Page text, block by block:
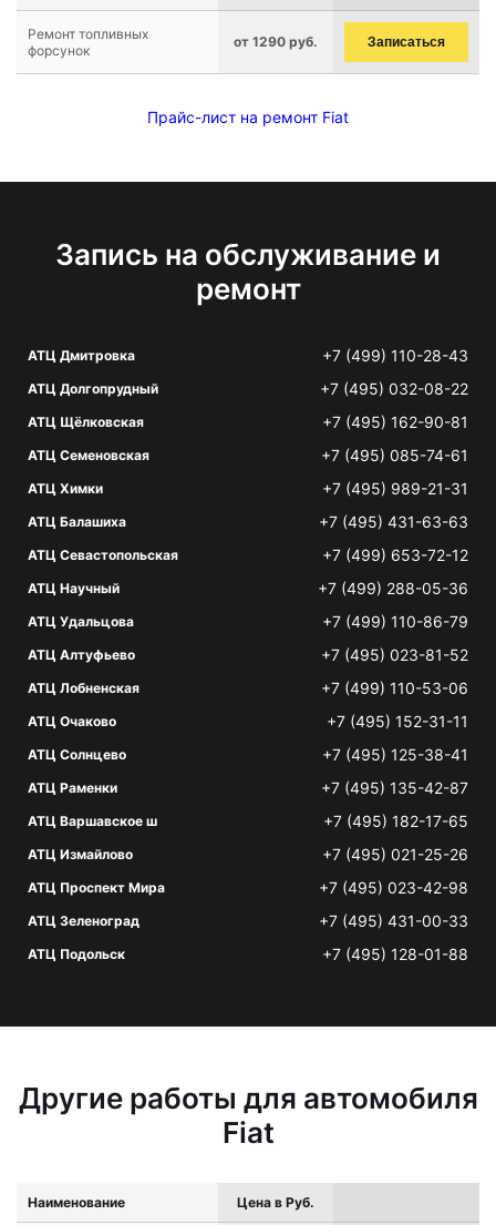
Ремонт топливных
форсунок
от 1290 руб. Записаться
Прайс-лист на ремонт Fiat
Запись на обслуживание и
ремонт
АТЦ Дмитровка +7 (499) 110-28-43
АТЦ Долгопрудный +7 (495) 032-08-22
АТЦ Щёлковская +7 (495) 162-90-81
АТЦ Семеновская +7 (495) 085-74-61
АТЦ Химки +7 (495) 989-21-31
АТЦ Балашиха +7 (495) 431-63-63
АТЦ Севастопольская +7 (499) 653-72-12
АТЦ Научный +7 (499) 288-05-36
АТЦ Удальцова +7 (499) 110-86-79
АТЦ Алтуфьево +7 (495) 023-81-52
АТЦ Лобненская +7 (499) 110-53-06
АТЦ Очаково +7 (495) 152-31-11
АТЦ Солнцево +7 (495) 125-38-41
АТЦ Раменки +7 (495) 135-42-87
АТЦ Варшавское ш +7 (495) 182-17-65
АТЦ Измайлово +7 (495) 021-25-26
АТЦ Проспект Мира +7 (495) 023-42-98
АТЦ Зеленоград +7 (495) 431-00-33
АТЦ Подольск +7 (495) 128-01-88
Другие работы для автомобиля
Fiat
Наименование Цена в Руб.